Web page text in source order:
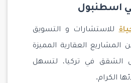
اسطنبول
للاستشارات و التسويق
العقارية المميزة
الشقق في تركيا، لتسهل
الكرام.